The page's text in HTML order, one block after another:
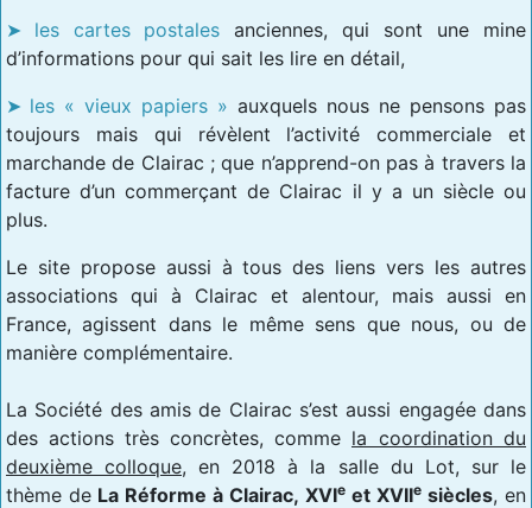
les cartes postales anciennes, qui sont une mine
d’informations pour qui sait les lire en détail,
les « vieux papiers » auxquels nous ne pensons pas
toujours mais qui révèlent l’activité commerciale et
marchande de Clairac ; que n’apprend-on pas à travers la
facture d’un commerçant de Clairac il y a un siècle ou
plus.
Le site propose aussi à tous des liens vers les autres
associations qui à Clairac et alentour, mais aussi en
France, agissent dans le même sens que nous, ou de
manière complémentaire.
La Société des amis de Clairac s’est aussi engagée dans
des actions très concrètes, comme la coordination du
deuxième colloque, en 2018 à la salle du Lot, sur le
thème de La Réforme à Clairac, XVIe et XVIIe siècles, en